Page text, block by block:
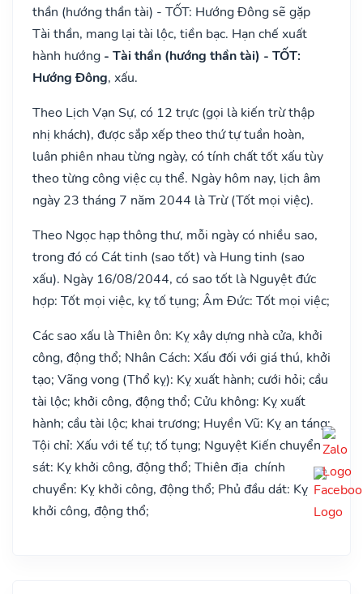
thần (hướng thần tài) - TỐT: Hướng Đông sẽ gặp
Tài thần, mang lại tài lộc, tiền bạc. Hạn chế xuất
hành hướng - Tài thần (hướng thần tài) - TỐT:
Hướng Đông, xấu.
Theo Lịch Vạn Sự, có 12 trực (gọi là kiến trừ thập
nhị khách), được sắp xếp theo thứ tự tuần hoàn,
luân phiên nhau từng ngày, có tính chất tốt xấu tùy
theo từng công việc cụ thể. Ngày hôm nay, lịch âm
ngày 23 tháng 7 năm 2044 là Trừ (Tốt mọi việc).
Theo Ngọc hạp thông thư, mỗi ngày có nhiều sao,
trong đó có Cát tinh (sao tốt) và Hung tinh (sao
xấu). Ngày 16/08/2044, có sao tốt là Nguyệt đức
hợp: Tốt mọi việc, kỵ tố tụng; Âm Đức: Tốt mọi việc;
Các sao xấu là Thiên ôn: Kỵ xây dựng nhà cửa, khởi
công, động thổ; Nhân Cách: Xấu đối với giá thú, khởi
tạo; Vãng vong (Thổ kỵ): Kỵ xuất hành; cưới hỏi; cầu
tài lộc; khởi công, động thổ; Cửu không: Kỵ xuất
hành; cầu tài lộc; khai trương; Huyền Vũ: Kỵ an táng;
Tội chỉ: Xấu với tế tự; tố tụng; Nguyệt Kiến chuyển
sát: Kỵ khởi công, động thổ; Thiên địa chính
chuyển: Kỵ khởi công, động thổ; Phủ đầu dát: Kỵ
khởi công, động thổ;